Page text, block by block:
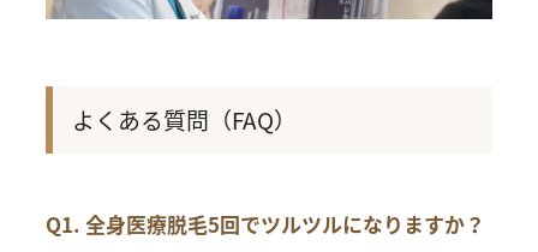
よくある質問（FAQ）
Q1. 全身医療脱毛5回でツルツルになりますか？